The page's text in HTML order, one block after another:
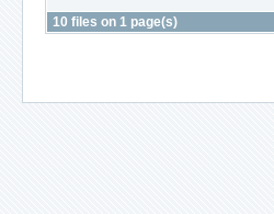
10 files on 1 page(s)